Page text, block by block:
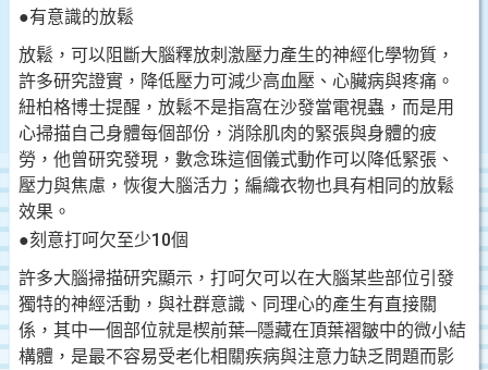
●有意識的放鬆
放鬆，可以阻斷大腦釋放刺激壓力產生的神經化學物質，
許多研究證實，降低壓力可減少高血壓、心臟病與疼痛。
紐柏格博士提醒，放鬆不是指窩在沙發當電視蟲，而是用
心掃描自己身體每個部份，消除肌肉的緊張與身體的疲
勞，他曾研究發現，數念珠這個儀式動作可以降低緊張、
壓力與焦慮，恢復大腦活力；編織衣物也具有相同的放鬆
效果。
●刻意打呵欠至少10個
許多大腦掃描研究顯示，打呵欠可以在大腦某些部位引發
獨特的神經活動，與社群意識、同理心的產生有直接關
係，其中一個部位就是楔前葉─隱藏在頂葉褶皺中的微小結
構體，是最不容易受老化相關疾病與注意力缺乏問題而影